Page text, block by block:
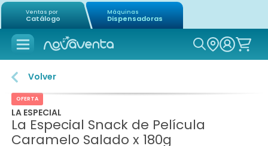
Ventas por
Catálogo
Máquinas
Dispensadoras
Icon of
Volver
OFERTA
LA ESPECIAL
La Especial Snack de Película
Caramelo Salado x 180g